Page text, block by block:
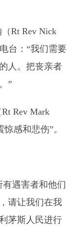
（Rt Rev Nick
台：“我们需要
人。把丧亲者
”
Rt Rev Mark
感和悲伤”。
遇害者和他们
请让我们在我
茅斯人民进行